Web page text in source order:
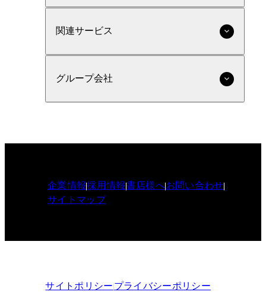
関連サービス
グループ会社
企業情報採用情報書店様へお問い合わせ
サイトマップ
サイトポリシープライバシーポリシー